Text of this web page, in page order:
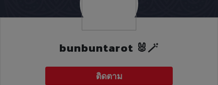
bunbuntarot 🐰🪄
ติดตาม